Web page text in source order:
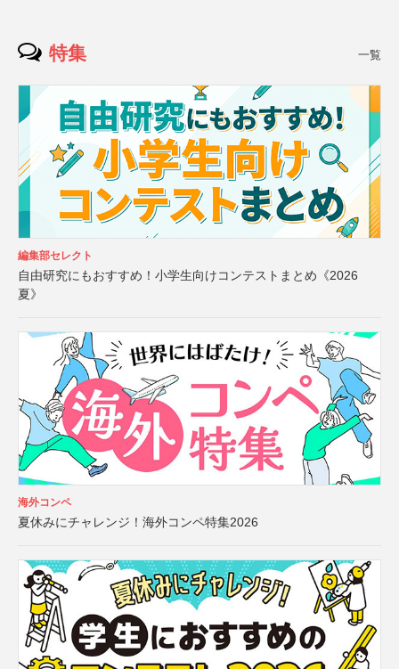
特集 一覧
編集部セレクト
自由研究にもおすすめ！小学生向けコンテストまとめ《2026
夏》
海外コンペ
夏休みにチャレンジ！海外コンペ特集2026